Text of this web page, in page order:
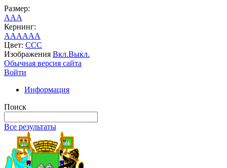
Размер:
AAA
Кернинг:
AAAAAA
Цвет: CCC
Изображения Вкл.Выкл.
Обычная версия сайта
Войти
Информация
Поиск
Все результаты